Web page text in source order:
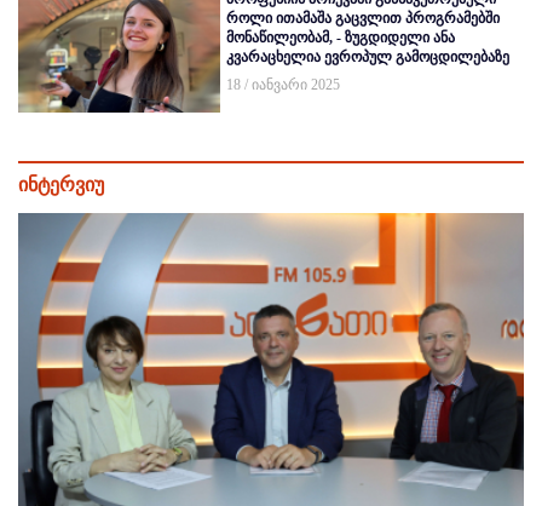
როლი ითამაშა გაცვლით პროგრამებში
მონაწილეობამ, - ზუგდიდელი ანა
კვარაცხელია ევროპულ გამოცდილებაზე
18 / იანვარი 2025
ინტერვიუ